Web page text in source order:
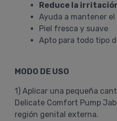
Reduce la
Ayuda a mantener el
Piel fresca y suave
Apto para todo tipo
MODO DE USO
1) Aplicar una pequeña
Delicate Comfort Pump
región genital externa.